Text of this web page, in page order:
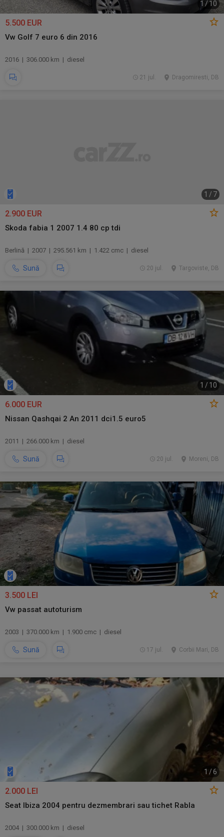
1 /10
5.500 EUR
Vw Golf 7 euro 6 din 2016
2016 | 306.000 km | diesel
Dragomiresti, DB
21 jul.
1 / 7
2.900 EUR
Skoda fabia 1 2007 1.4 80 cp tdi
Berlină | 2007 | 295.561 km | 1.422 cmc | diesel
Sună Targoviste, DB
20 jul.
1 / 10
6.000 EUR
Nissan Qashqai 2 An 2011 dci1.5 euro5
2011 | 266.000 km | diesel
Sună Moreni, DB
20 jul.
3.500 LEI
Vw passat autoturism
2003 | 370.000 km | 1.900 cmc | diesel
Sună Corbii Mari, DB
17 jul.
1 /6
2.000 LEI
Seat Ibiza 2004 pentru dezmembrari sau tichet Rabla
2004 | 300.000 km | diesel